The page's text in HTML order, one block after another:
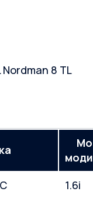
8 TL
1.6i